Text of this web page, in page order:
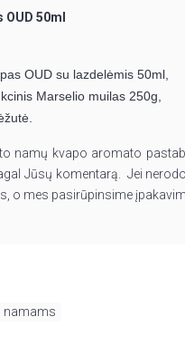
50ml
OUD su lazdelėmis 50ml,
Marselio muilas 250g,
namų kvapo aromato
Jūsų komentarą. Jei
o mes pasirūpinsime
namams